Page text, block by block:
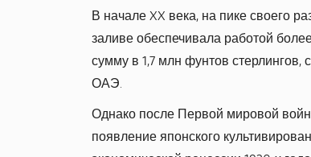
В начале XX века, на пике своего
заливе обеспечивала работой
сумму в 1,7 млн фунтов
ОАЭ.
Однако после Первой мировой
появление японского